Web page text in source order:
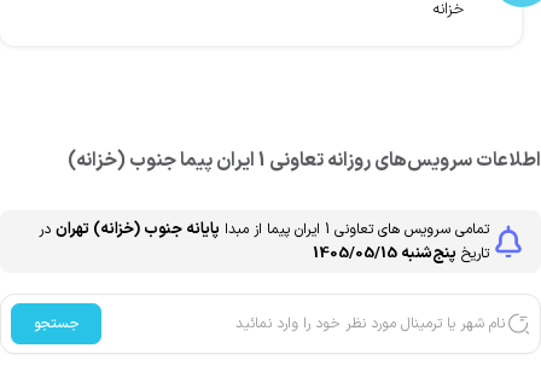
خزانه
سرویس‌های روزانه تعاونی 1 ایران پیما جنوب (خزانه)
تمامی سرویس های تعاونی 1 ایران پیما از مبدا پایانه جنوب (خزانه) تهران در
تاریخ پنج‌شنبه 1405/05/15
جستجو